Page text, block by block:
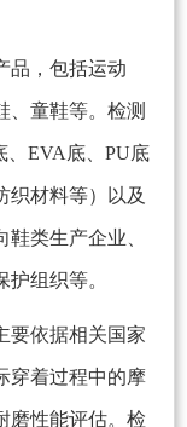
品，包括运动
、童鞋等。检测
、EVA底、PU底
织材料等）以及
类生产企业、
组织等。
要依据相关国家
穿着过程中的摩
磨性能评估。检